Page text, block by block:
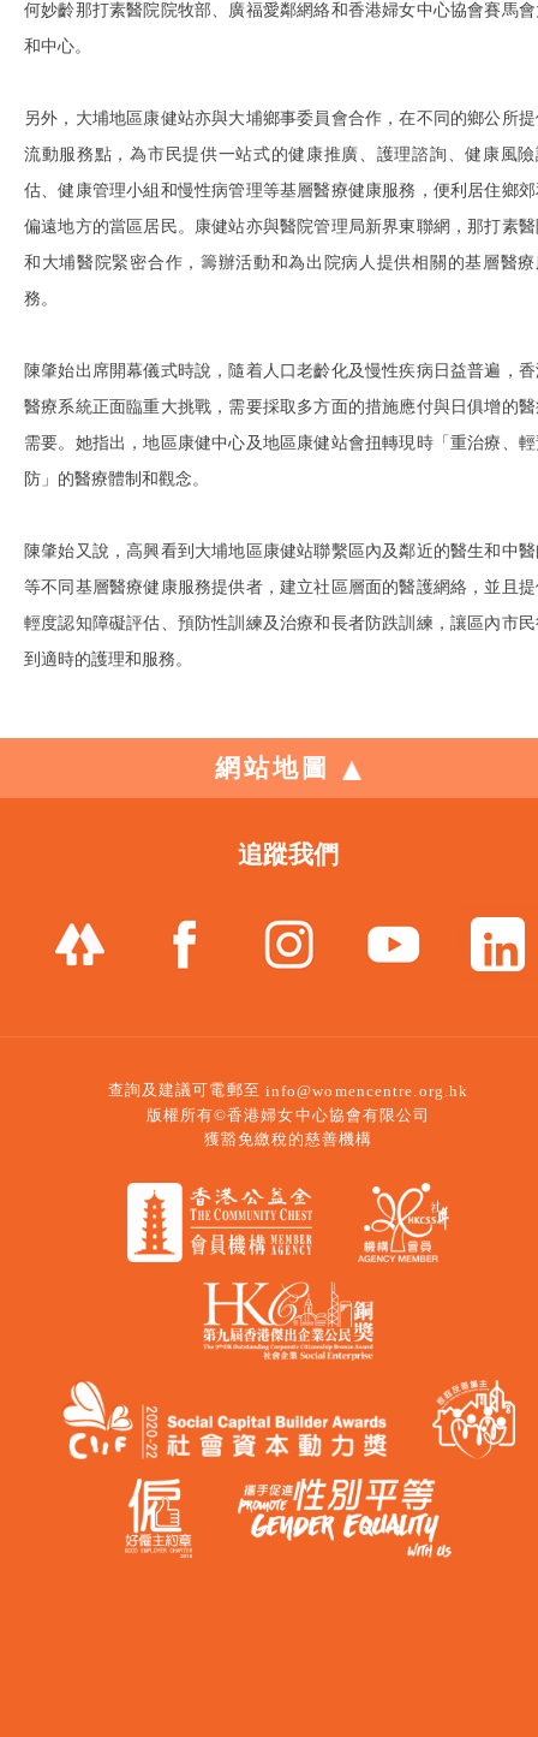
何妙齡那打素醫院院牧部、廣福愛鄰網絡和香港婦女中心協會賽馬
和中心。
另外，大埔地區康健站亦與大埔鄉事委員會合作，在不同的鄉公所
流動服務點，為市民提供一站式的健康推廣、護理諮詢、健康風險
估、健康管理小組和慢性病管理等基層醫療健康服務，便利居住鄉
偏遠地方的當區居民。康健站亦與醫院管理局新界東聯網，那打素
和大埔醫院緊密合作，籌辦活動和為出院病人提供相關的基層醫療
務。
陳肇始出席開幕儀式時說，隨着人口老齡化及慢性疾病日益普遍，
醫療系統正面臨重大挑戰，需要採取多方面的措施應付與日俱增的
需要。她指出，地區康健中心及地區康健站會扭轉現時「重治療、
防」的醫療體制和觀念。
陳肇始又說，高興看到大埔地區康健站聯繫區內及鄰近的醫生和中
等不同基層醫療健康服務提供者，建立社區層面的醫護網絡，並且
輕度認知障礙評估、預防性訓練及治療和長者防跌訓練，讓區內市
到適時的護理和服務。
網站地圖
追蹤我們
查詢及建議可電郵至 info@womencentre.org.hk
版權所有©香港婦女中心協會有限公司
獲豁免繳稅的慈善機構